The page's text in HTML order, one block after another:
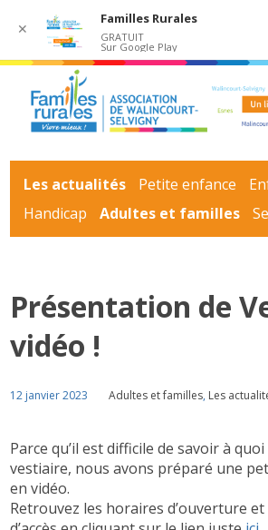
Les actualités Petite enfance
Handicap
Adultes et familles
Présentation de
vidéo !
12 janvier 2023 Adultes et familles, Les
Parce qu’il est difficile de savoir à
vestiaire, nous avons préparé une
en vidéo.
Retrouvez les horaires d’ouverture
✕
Familles Rurales
GRATUIT
Sur Google Play